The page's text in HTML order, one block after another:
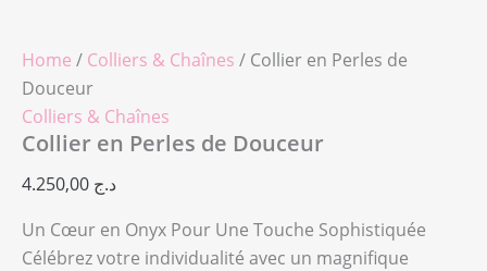
Home / Colliers & Chaînes / Collier en Perles de
Douceur
Colliers & Chaînes
Collier en Perles de Douceur
د.ج
Un Cœur en Onyx Pour Une Touche Sophistiquée
Célébrez votre individualité avec un magnifique